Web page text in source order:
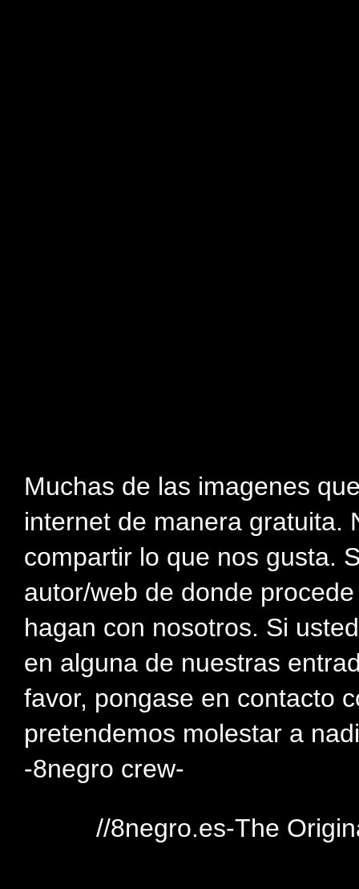
Muchas de las imagenes
internet de manera gratuita.
compartir lo que nos gusta.
autor/web de donde
hagan con nosotros. Si
en alguna de nuestras
favor, pongase en contacto
pretendemos molestar a
-8negro crew-
//8negro.es-The